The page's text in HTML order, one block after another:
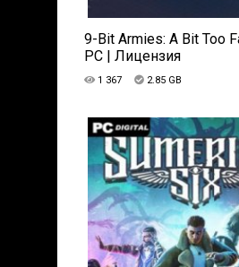
9-Bit Armies: A Bit Too
PC | Лицензия
1 367 2.85 GB